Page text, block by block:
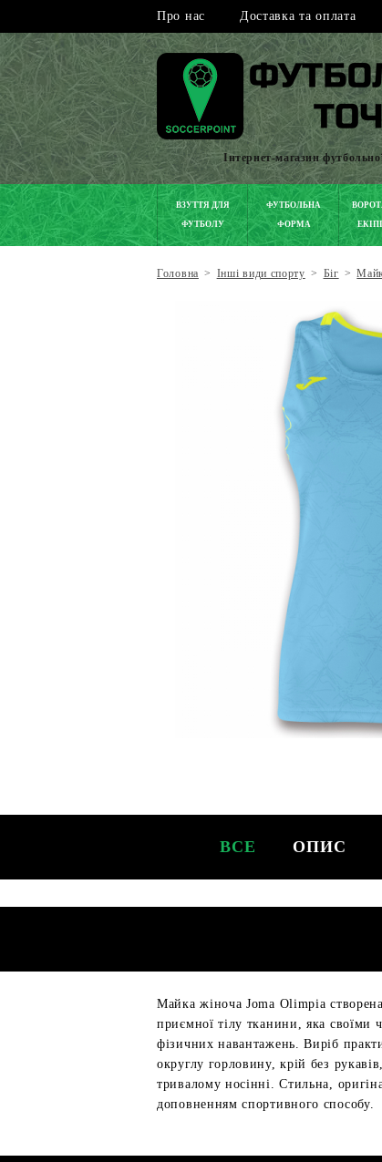
Про нас Доставка та оплата
Інтернет-магазин
ВЗУТТЯ ДЛЯ
ФУТБОЛУ
ФУТБОЛЬНА
ФОРМА
Головна > Інші види спорту > Біг >
ВСЕ ОПИС
Майка жіноча Joma Olimpia
приємної тілу тканини, яка своїми
фізичних навантажень. Виріб
округлу горловину, крій без
тривалому носінні. Стильна,
доповненням спортивного способу.